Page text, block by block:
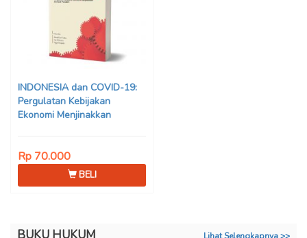
INDONESIA dan COVID-19:
Pergulatan Kebijakan
Ekonomi Menjinakkan
Rp 70.000
BELI